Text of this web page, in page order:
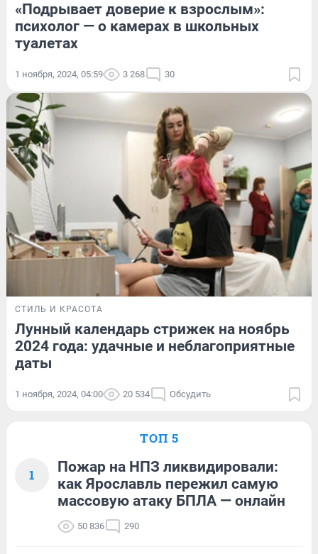
«Подрывает доверие к взрослым»:
психолог — о камерах в школьных
туалетах
1 ноября, 2024, 05:59 3 268 30
СТИЛЬ И КРАСОТА
Лунный календарь стрижек на ноябрь
2024 года: удачные и неблагоприятные
даты
1 ноября, 2024, 04:00 20 534 Обсудить
ТОП 5
1
Пожар на НПЗ ликвидировали:
как Ярославль пережил самую
массовую атаку БПЛА — онлайн
50 836 290